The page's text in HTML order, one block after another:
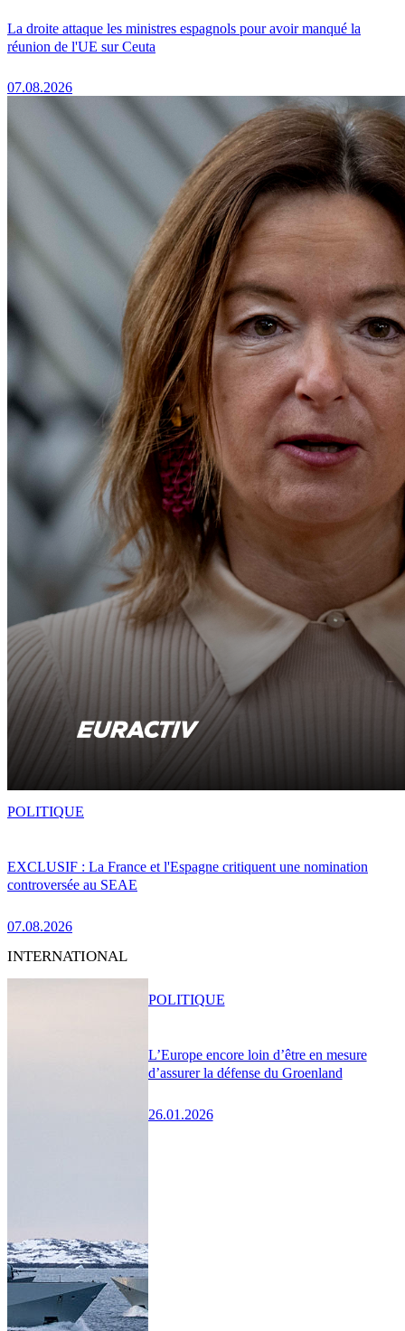
La droite attaque les ministres espagnols pour avoir manqué la
réunion de l'UE sur Ceuta
07.08.2026
EXCLUSIF : La France et l'Espagne critiquent une nomination
controversée au SEAE
07.08.2026
POLITIQUE
INTERNATIONAL
L’Europe encore loin d’être en mesure
d’assurer la défense du Groenland
26.01.2026
POLITIQUE